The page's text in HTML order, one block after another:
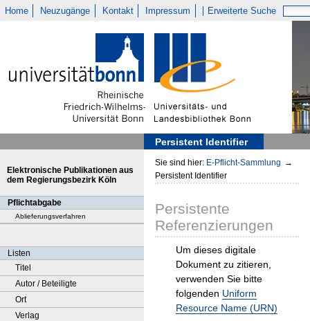
Home Neuzugänge Kontakt Impressum Erweiterte Suche
Persistent Identifier
Elektronische Publikationen aus
dem Regierungsbezirk Köln
Pflichtabgabe
Ablieferungsverfahren
Listen
Titel
Autor / Beteiligte
Ort
Verlag
Sie sind hier: E-Pflicht-Sammlung →
Persistent Identifier
Persistente
Referenzierungen
Um dieses digitale
Dokument zu zitieren,
verwenden Sie bitte
folgenden Uniform
Resource Name (URN)